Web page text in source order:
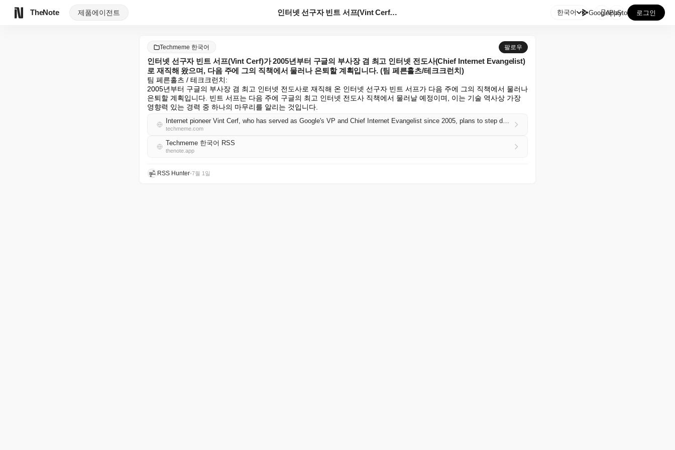
TheNote 제품에이전트 인터넷 선구자 빈트 서프(Vint Cerf)가 2005... 한국어 GooglePlay
AppStore 로그인
Techmeme 한국어 팔로우
인터넷 선구자 빈트 서프(Vint Cerf)가 2005년부터 구글의 부사장 겸 최고 인터넷 전도사(Chief Internet Evangelist)
로 재직해 왔으며, 다음 주에 그의 직책에서 물러나 은퇴할 계획입니다. (팀 페른홀츠/테크크런치)
팀 페른홀츠 / 테크크런치:
2005년부터 구글의 부사장 겸 최고 인터넷 전도사로 재직해 온 인터넷 선구자 빈트 서프가 다음 주에 그의 직책에서 물러나
은퇴할 계획입니다. 빈트 서프는 다음 주에 구글의 최고 인터넷 전도사 직책에서 물러날 예정이며, 이는 기술 역사상 가장
영향력 있는 경력 중 하나의 마무리를 알리는 것입니다.
Internet pioneer Vint Cerf, who has served as Google's VP and Chief Internet Evangelist since 2005, plans to step down from his role next week and retire (Tim Fernholz/TechCrunch)
techmeme.com
Techmeme 한국어 RSS
thenote.app
RSS Hunter•7월 1일